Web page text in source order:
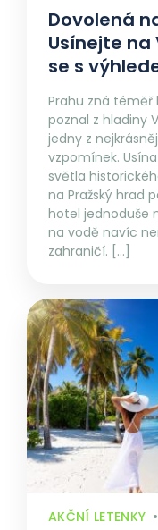
Dovolená
Usínejte
se s
Prahu zná téměř
poznal z hladiny
jedny z
vzpomínek.
světla
na Pražský hrad
hotel jednoduše
na vodě navíc
zahraničí. […]
AKČNÍ LETENKY